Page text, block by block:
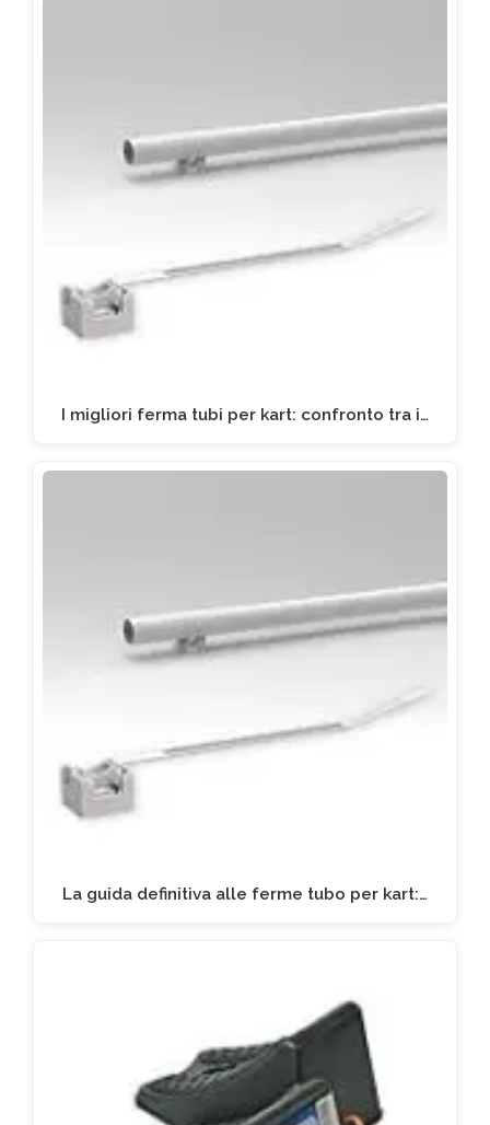
I migliori ferma tubi per kart: confronto tra i…
La guida definitiva alle ferme tubo per kart:…